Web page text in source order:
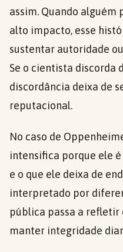
assim. Quando
alto impacto, esse
sustentar autoridade
Se o cientista discorda
discordância deixa de
reputacional.
No caso de
intensifica porque ele
e o que ele deixa de
interpretado por
pública passa a refletir
manter integridade